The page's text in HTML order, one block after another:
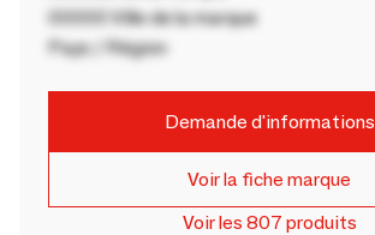
00000 Ville de la marque
Pays / Région
Demande d'informations
Voir la fiche marque
Voir les 807 produits